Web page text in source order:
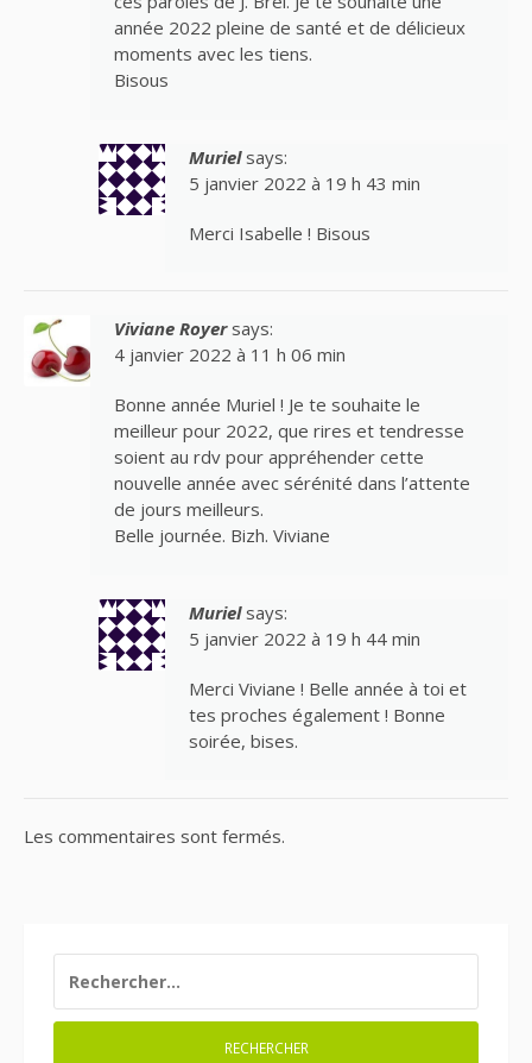
année 2022 pleine de santé et de délicieux
moments avec les tiens.
Bisous
Muriel says:
5 janvier 2022 à 19 h 43 min
Merci Isabelle ! Bisous
Viviane Royer says:
4 janvier 2022 à 11 h 06 min
Bonne année Muriel ! Je te souhaite le
meilleur pour 2022, que rires et tendresse
soient au rdv pour appréhender cette
nouvelle année avec sérénité dans l’attente
de jours meilleurs.
Belle journée. Bizh. Viviane
Muriel says:
5 janvier 2022 à 19 h 44 min
Merci Viviane ! Belle année à toi et
tes proches également ! Bonne
soirée, bises.
Les commentaires sont fermés.